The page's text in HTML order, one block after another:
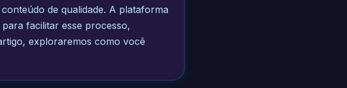
de qualidade. A plataforma
facilitar esse processo,
exploraremos como você